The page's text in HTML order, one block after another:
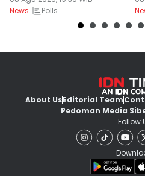
News
Polls
About UsEditorial Team
Pedoman Media
Follow